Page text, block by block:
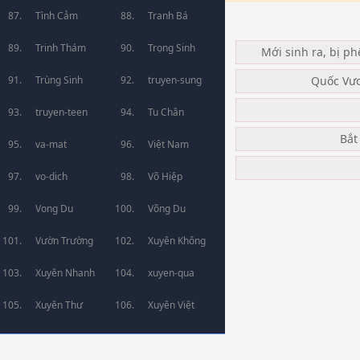
Tình Cảm Tranh Bá
Trinh Thám Trọng Sinh
Trùng Sinh truyen-sung
truyen-teen Tu Chân
va-mat Việt Nam
vo-dich Võ Hiệp
Vong Du Võng Du
Vườn Trường Xuyên Không
Xuyên Nhanh xuyen-qua
Xuyên Thư Xuyên Việt
Mới sinh ra, bị
Quốc